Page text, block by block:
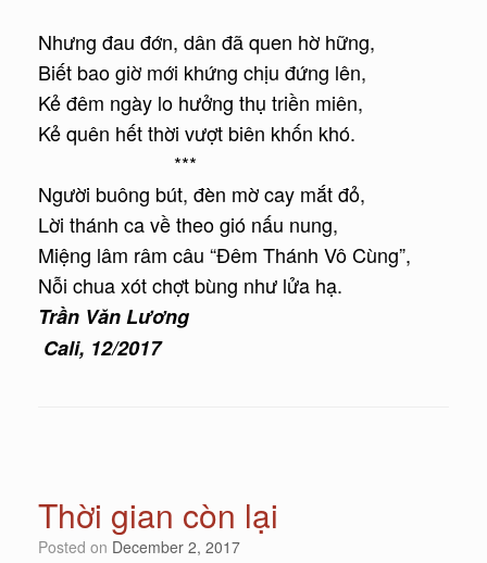
Nhưng đau đớn, dân đã quen hờ hững,
Biết bao giờ mới khứng chịu đứng lên,
Kẻ đêm ngày lo hưởng thụ triền miên,
Kẻ quên hết thời vượt biên khốn khó.
***
Người buông bút, đèn mờ cay mắt đỏ,
Lời thánh ca về theo gió nấu nung,
Miệng lâm râm câu “Đêm Thánh Vô Cùng”,
Nỗi chua xót chợt bùng như lửa hạ.
Trần Văn Lương
Cali, 12/2017
Thời gian còn lại
Posted on December 2, 2017